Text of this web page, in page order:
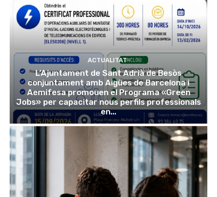
ACTUALITAT
L’Ajuntament de Sant Adrià de Besòs
conjuntament amb Aigües de Barcelona i
Aemifesa promouen el Programa «Green
Jobs» per capacitar nous perfils professionals
en...